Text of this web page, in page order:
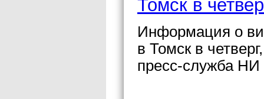
Томск в
Информация о
в Томск в
пресс-служба НИ